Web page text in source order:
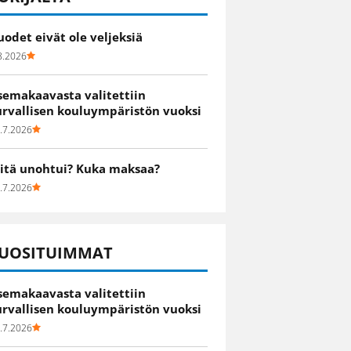
eivät ole veljeksiä
valitettiin
kouluympäristön vuoksi
unohtui? Kuka maksaa?
valitettiin
kouluympäristön vuoksi